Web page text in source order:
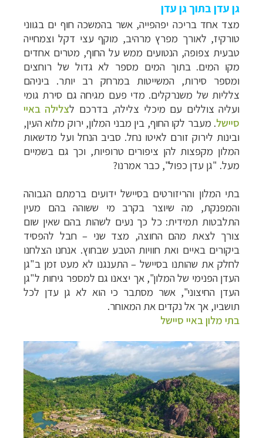
גן עדן בתוך גן עדן
מצד אחד בריכה יפהפייה, אשר בהמשכה חוף ים בגווני
טורקיז, לאורך מפרץ מרהיב, מוקף עצי דקל וצמחייה
טבעית צפופה, הנטועים ממש על החוף, מטרים אחדים
מקו המים. בתוך המים מספר לא גדול של רוחצים
ומספר סירות, המשייטות במרחק רב יותר. ביניהם
צלליות של משנרקלים. מדי פעם מגיחה גם סירת גומי
ועליה צוללים עם מיכלי צלילה, בדרכם לצלילה באיי
סיישל. מעבר לקו החוף, בין מבני המלון, ירוק מלוא העין,
ובינות לירוק זורם לאיטו נחל. סביב הנחל ועל מדשאות
המלון מקפצות להן ציפורים טרופיות, וכך גם בשמיים
מעל. "גן עדן כפול", כבר אמרנו?
בתי המלון והריזורטים בסיישל ידועים ברמתם הגבוהה
והמפנקת, מה שיוצר בקרב מי ששוהה בהם מעין
התלבטות תמידית: כל כך נעים לשהות בהם שאין שום
צורך לצאת מהם החוצה, מצד שני – חבל להפסיד
ביקורים באיים ואת חוויות הטבע שבחוץ. אנחנו הצלחנו
לחלק את שהותנו בסיישל –התענגנו לא מעט זמן ב"גן
העדן הפנימי של המלון", אך יצאנו גם למספר גיחות ל"גן
העדן החיצוני", אשר מסתבר כי הוא לא גן עדן לכל
תושביו, אך אל נקדים את המאוחר.
בתי מלון באיי סיישל